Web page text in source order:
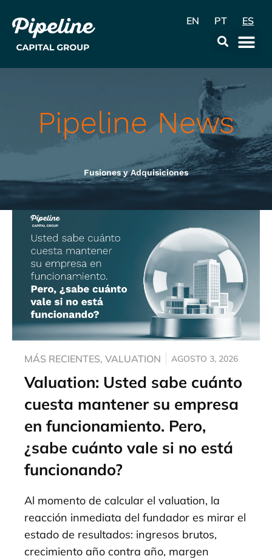
EN PT ES
Pipeline News
Fusiones y Adquisiciones
MÁS RECIENTES, VALUATION AGOSTO 3, 2026
Valuation: Usted sabe cuánto
cuesta mantener su empresa
en funcionamiento. Pero,
¿sabe cuánto vale si no está
funcionando?
Al momento de calcular el valuation, la
reacción inmediata del fundador es mirar el
estado de resultados: ingresos brutos,
crecimiento año contra año, margen